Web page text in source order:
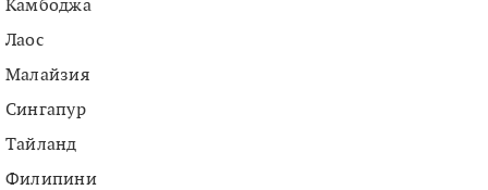
Камбоджа
Лаос
Малайзия
Сингапур
Тайланд
Филипини